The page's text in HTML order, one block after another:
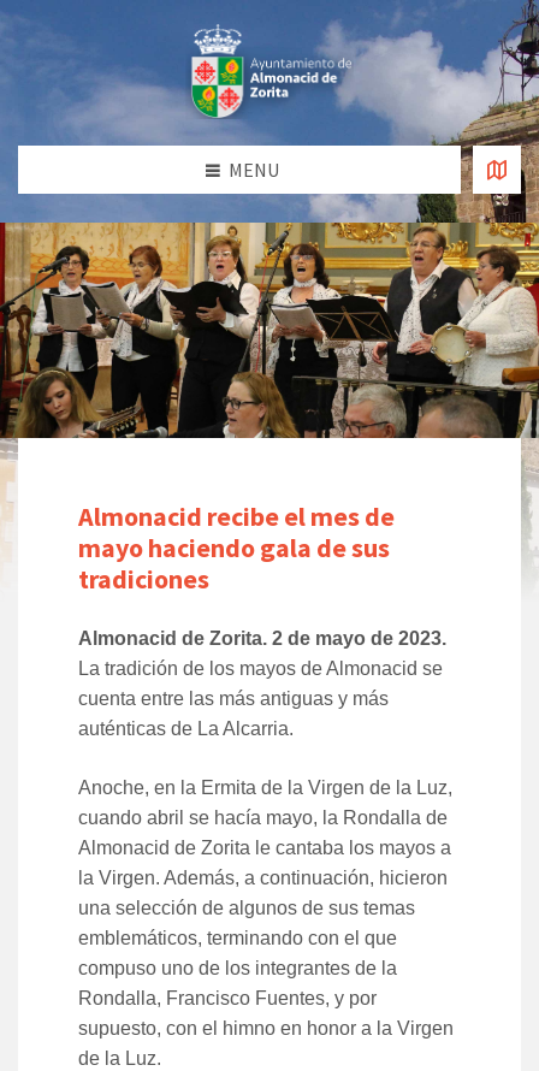
MENU
Almonacid recibe el mes de
mayo haciendo gala de sus
tradiciones
Almonacid de Zorita. 2 de mayo de 2023.
La tradición de los mayos de Almonacid se
cuenta entre las más antiguas y más
auténticas de La Alcarria.
Anoche, en la Ermita de la Virgen de la Luz,
cuando abril se hacía mayo, la Rondalla de
Almonacid de Zorita le cantaba los mayos a
la Virgen. Además, a continuación, hicieron
una selección de algunos de sus temas
emblemáticos, terminando con el que
compuso uno de los integrantes de la
Rondalla, Francisco Fuentes, y por
supuesto, con el himno en honor a la Virgen
de la Luz.